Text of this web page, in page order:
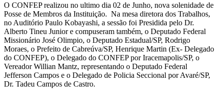
NOVA
SOLENIDADE
DE
POSSE
NA
ASSEMBLEIA
LEGISLATIVA
DE
SÃO
PAULO
O CONFEP realizou no ultimo dia 02 de Junho, nova solenidade de
Posse de Membros da Instituição. Na mesa diretora dos Trabalhos,
no Auditório Paulo Kobayashi, a sessão foi Presidida pelo Dr.
Alberto Tineu Junior e compuseram também, o Deputado Federal
Missionário José Olimpio, o Deputado Estadual/SP, Rodrigo
Moraes, o Prefeito de Cabreúva/SP, Henrique Martin (Ex- Delegado
do CONFEP), o Delegado do CONFEP por Iracemapolis/SP, o
Vereador Willian Mantz, representando o Deputado Federal
Jefferson Campos e o Delegado de Policia Seccional por Avaré/SP,
Dr. Tadeu Campos de Castro.